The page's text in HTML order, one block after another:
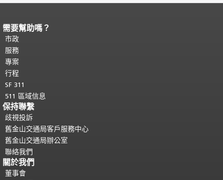
頁面內容結束。
都會重複顯示。
需要幫助嗎？
市政
服務
專案
行程
SF 311
511 區域信息
保持聯繫
歧視投訴
舊金山交通局客戶服務中心
舊金山交通局辦公室
聯絡我們
關於我們
董事會